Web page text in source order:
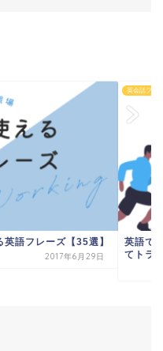
語フレーズ【35選】
2017年6月29日
英会話フレ
英語で
てトラ